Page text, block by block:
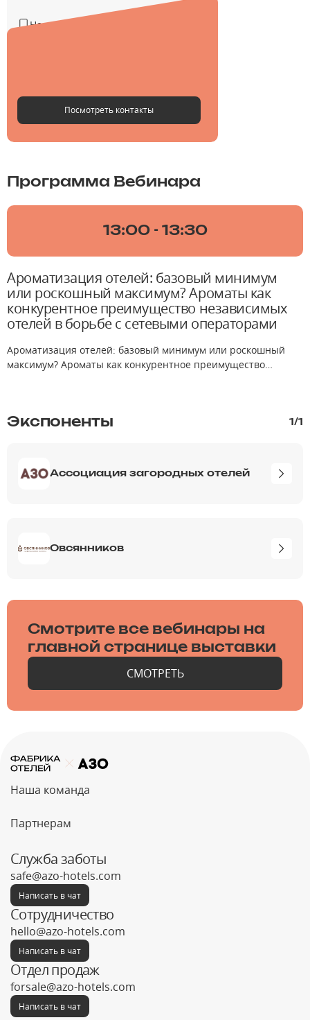
Не указан
Посмотреть контакты
Программа Вебинара
13:00 - 13:30
Ароматизация отелей: базовый минимум
или роскошный максимум? Ароматы как
конкурентное преимущество независимых
отелей в борьбе с сетевыми операторами
Ароматизация отелей: базовый минимум или роскошный
максимум? Ароматы как конкурентное преимущество
Экспоненты 1 /1
Ассоциация загородных отелей
Овсянников
Смотрите все вебинары на
главной странице выставки
СМОТРЕТЬ
Наша команда
Партнерам
Служба заботы
safe@azo-hotels.com
Написать в чат
Сотрудничество
hello@azo-hotels.com
Написать в чат
Отдел продаж
forsale@azo-hotels.com
Написать в чат